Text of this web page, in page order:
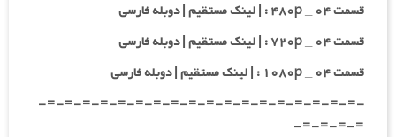
قسمت ۰۴ _ ۴۸۰p : | لینک مستقیم | دوبله فارسی
قسمت ۰۴ _ ۷۲۰p : | لینک مستقیم | دوبله فارسی
قسمت ۰۴ _ ۱۰۸۰p : | لینک مستقیم | دوبله فارسی
-=-=-=-=-=-=-=-=-=-=-=-=-=-=-=-=-=-=-
=-=-=-=-